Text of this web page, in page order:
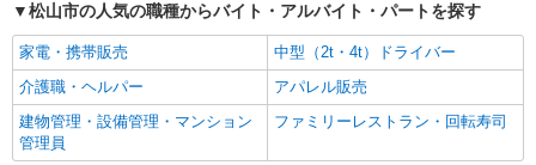
時給1,200円以上 試用期間中 時給1,200円以上
(試用期間2ヶ月) 残業が発生した場合、残業代を1
分単位で別途支給します。
帝人松山事業所 （愛媛県松山市北吉田町77
松山市の人気の職種からバイト・アルバイト・パートを探す
家電・携帯販売
中型（2t・4t）ドライバー
介護職・ヘルパー
アパレル販売
建物管理・設備管理・マンション
管理員
ファミリーレストラン・回転寿司